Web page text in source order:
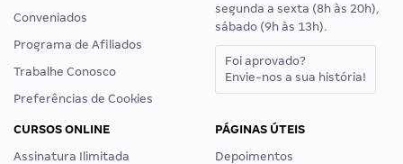
Conveniados
Programa de Afiliados
Trabalhe Conosco
Preferências de Cookies
segunda a sexta (8h às 20h),
sábado (9h às 13h).
Foi aprovado?
Envie-nos a sua história!
CURSOS ONLINE
Assinatura Ilimitada
PÁGINAS ÚTEIS
Depoimentos